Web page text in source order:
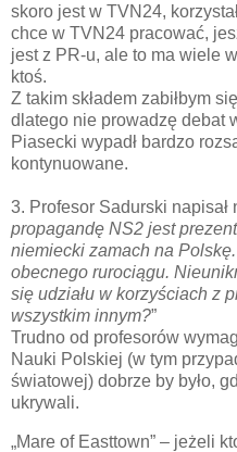
skoro jest w TVN24,
chce w TVN24 pracować,
jest z PR-u, ale to ma wiele
ktoś.
Z takim składem zabiłbym
dlatego nie prowadzę debat
Piasecki wypadł bardzo
kontynuowane.
3. Profesor Sadurski napisał
propagandę NS2 jest
niemiecki zamach na
obecnego rurociągu.
się udziału w korzyściach z
wszystkim innym?”
Trudno od profesorów
Nauki Polskiej (w tym
światowej) dobrze by było,
ukrywali.
„Mare of Easttown” – jeżeli